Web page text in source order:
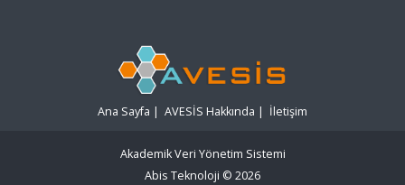
Ana Sayfa | AVESİS Hakkında | İletişim
Akademik Veri Yönetim Sistemi
Abis Teknoloji © 2026